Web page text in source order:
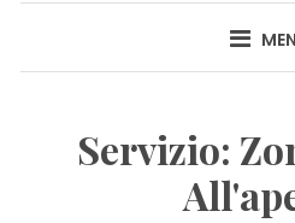
Servizio: